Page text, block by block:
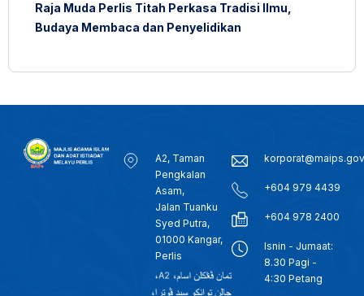
Raja Muda Perlis Titah Perkasa Tradisi Ilmu,
Budaya Membaca dan Penyelidikan
A2, Taman
Pengkalan
Asam,
Jalan Tuanku
Syed Putra,
01000 Kangar,
Perlis
+604 979 4439
+604 978 2400
Isnin - Jumaat:
8.30 Pagi -
4:30 Petang